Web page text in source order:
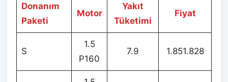
Donanım
Paketi
Motor
Yakıt
Tüketimi
Fiyat
S
1.5
P160
7.9 1.851.828